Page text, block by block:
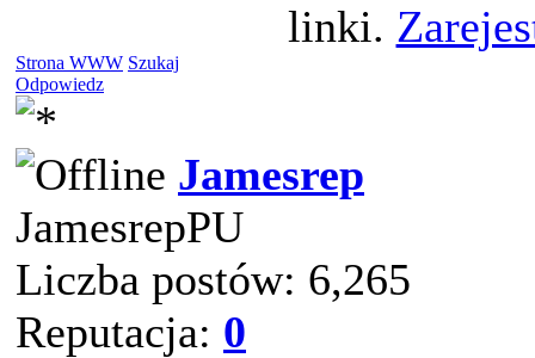
linki.
Strona WWW Szukaj
Odpowiedz
Jamesrep
JamesrepPU
Liczba postów: 6,265
Reputacja: 0